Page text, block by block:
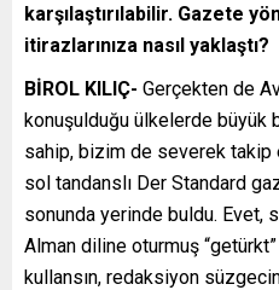
karşılaştırılabilir. Gazete
itirazlarınıza nasıl yaklaştı?
BİROL KILIÇ- Gerçekten de
konuşulduğu ülkelerde
sahip, bizim de severek
sol tandanslı Der Standard
sonunda yerinde buldu. Evet,
Alman diline oturmuş
kullansın, redaksiyon